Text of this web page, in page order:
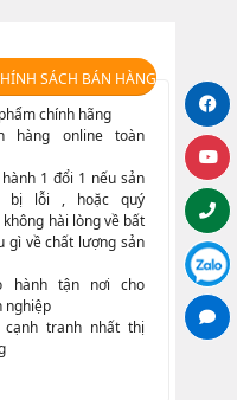
SÁCH BÁN HÀNG
chính hãng
hàng online toàn
1 đổi 1 nếu sản
bị lỗi , hoặc quý
không hài lòng về bất
gì về chất lượng sản
hành tận nơi cho
nghiệp
tranh nhất thị